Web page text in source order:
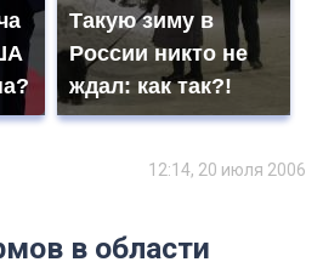
Такую зиму в
России никто не
ждал: как так?!
12:14, 20 июля 2006
в области